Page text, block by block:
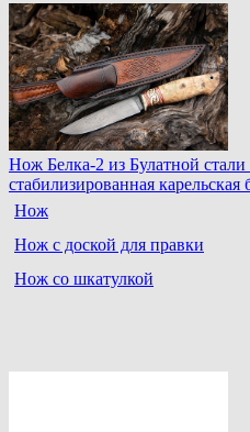
Нож Белка-2 из Булатной стали
стабилизированная карельская
Нож
Нож с доской для правки
Нож со шкатулкой